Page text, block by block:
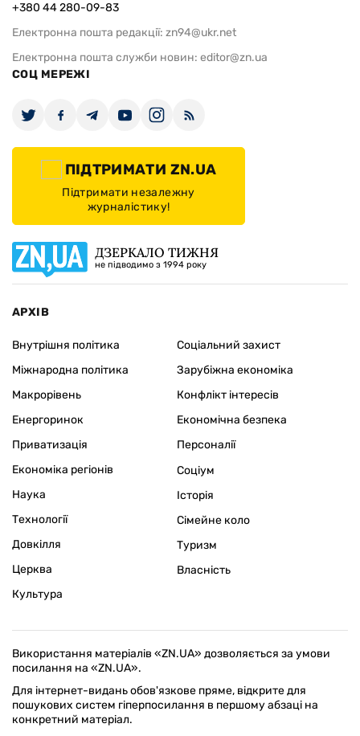
+380 44 280-09-83
Електронна пошта редакції: zn94@ukr.net
Електронна пошта служби новин: editor@zn.ua
СОЦ МЕРЕЖІ
ПІДТРИМАТИ ZN.UA
Підтримати незалежну
журналістику!
ДЗЕРКАЛО ТИЖНЯ
не підводимо з 1994 року
АРХІВ
Внутрішня політика
Міжнародна політика
Макрорівень
Енергоринок
Приватизація
Економіка регіонів
Соціальний захист
Зарубіжна економіка
Конфлікт інтересів
Економічна безпека
Персоналії
Наука
Технології
Довкілля
Церква
Культура
Соціум
Історія
Сімейне коло
Туризм
Власність
Використання матеріалів «ZN.UA» дозволяється за умови
посилання на «ZN.UA».
Для інтернет-видань обов'язкове пряме, відкрите для
пошукових систем гіперпосилання в першому абзаці на
конкретний матеріал.